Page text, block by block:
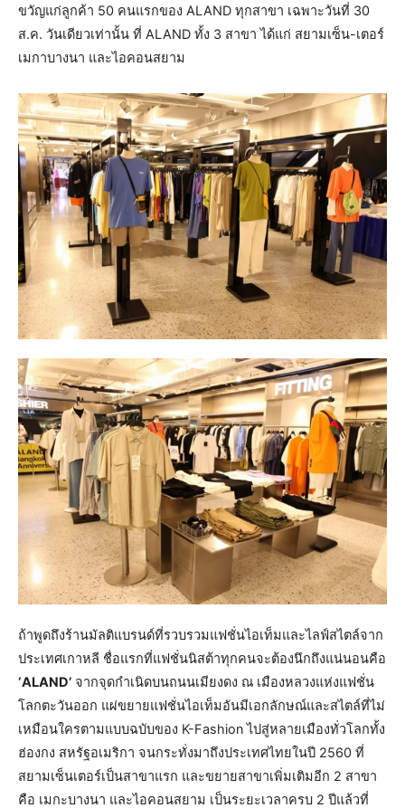
ขวัญแก่ลูกค้า 50 คนแรกของ ALAND ทุกสาขา เฉพาะวันที่ 30
ส.ค. วันเดียวเท่านั้น ที่ ALAND ทั้ง 3 สาขา ได้แก่ สยามเซ็น-เตอร์
เมกาบางนา และไอคอนสยาม
ถ้าพูดถึงร้านมัลติแบรนด์ที่รวบรวมแฟชั่นไอเท็มและไลฟ์สไตล์จาก
ประเทศเกาหลี ชื่อแรกที่แฟชั่นนิสต้าทุกคนจะต้องนึกถึงแน่นอนคือ
‘ALAND’ จากจุดกำเนิดบนถนนเมียงดง ณ เมืองหลวงแห่งแฟชั่น
โลกตะวันออก แผ่ขยายแฟชั่นไอเท็มอันมีเอกลักษณ์และสไตล์ที่ไม่
เหมือนใครตามแบบฉบับของ K-Fashion ไปสู่หลายเมืองทั่วโลกทั้ง
ฮ่องกง สหรัฐอเมริกา จนกระทั่งมาถึงประเทศไทยในปี 2560 ที่
สยามเซ็นเตอร์เป็นสาขาแรก และขยายสาขาเพิ่มเติมอีก 2 สาขา
คือ เมกะบางนา และไอคอนสยาม เป็นระยะเวลาครบ 2 ปีแล้วที่